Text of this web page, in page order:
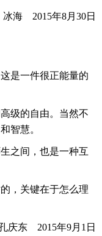
2015年8月30日
是一件很正能量的
级的自由。当然不
智慧。
之间，也是一种互
，关键在于怎么理
东    2015年9月1日